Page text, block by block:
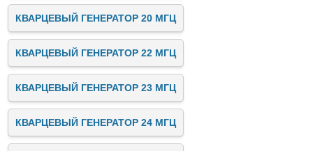
КВАРЦЕВЫЙ ГЕНЕРАТОР 20 МГЦ
КВАРЦЕВЫЙ ГЕНЕРАТОР 22 МГЦ
КВАРЦЕВЫЙ ГЕНЕРАТОР 23 МГЦ
КВАРЦЕВЫЙ ГЕНЕРАТОР 24 МГЦ